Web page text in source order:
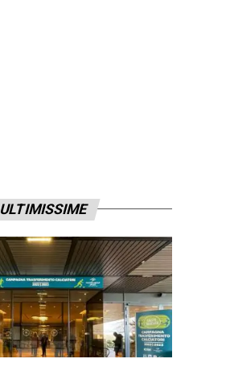
ULTIMISSIME